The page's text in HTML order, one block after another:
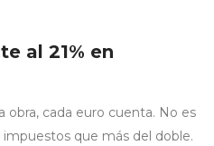
al 21% en
obra, cada euro cuenta. No es
que más del doble.